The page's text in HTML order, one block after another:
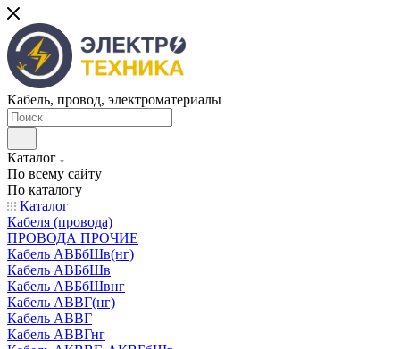
Кабель, провод, электроматериалы
Каталог
По всему сайту
По каталогу
Каталог
Кабеля (провода)
ПРОВОДА ПРОЧИЕ
Кабель АВБбШв(нг)
Кабель АВБбШв
Кабель АВБбШвнг
Кабель АВВГ(нг)
Кабель АВВГ
Кабель АВВГнг